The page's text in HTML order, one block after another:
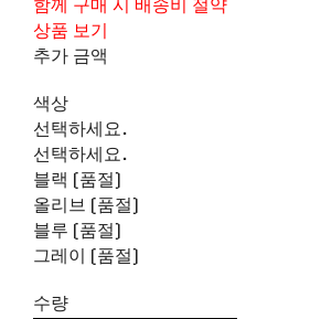
함께 구매 시 배송비 절약
상품 보기
추가 금액
색상
선택하세요.
선택하세요.
블랙 (품절)
올리브 (품절)
블루 (품절)
그레이 (품절)
수량